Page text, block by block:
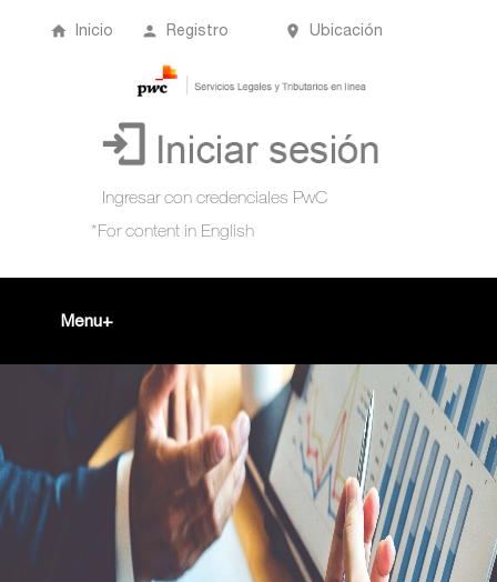
Inicio Registro Ubicación
Menu
Acompañamiento Tributario Virtual +
¿Qué es?
Perfil de usuario
Hacer Pregunta
Posiciones Tributarias PwC
Preguntas Frecuentes
Biblioteca Virtual +
Doctrina DIAN
Jurisprudencia Corte Constitucional
Jurisprudencia Consejo de Estado
Estatuto Tributario +